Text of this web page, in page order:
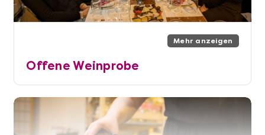
Mehr anzeigen
Offene Weinprobe